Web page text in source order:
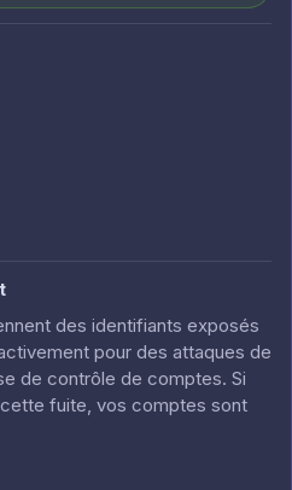
des identifiants exposés
pour des attaques de
de contrôle de comptes. Si
fuite, vos comptes sont